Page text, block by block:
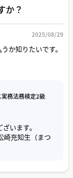
ている当事者
が取得するに
見人の選任の
紛争が絡んで
症を発症し、
進められない
約は無効とさ
会社や登記申請
確認を行う責
わず)
書に会社法人
)
権証明情報とし
の法人である場
があります。
しょう。
て計算します。
か？
2025/08/29
か知りたいです。
務法務検定2級
います。
崎充知生（まつ